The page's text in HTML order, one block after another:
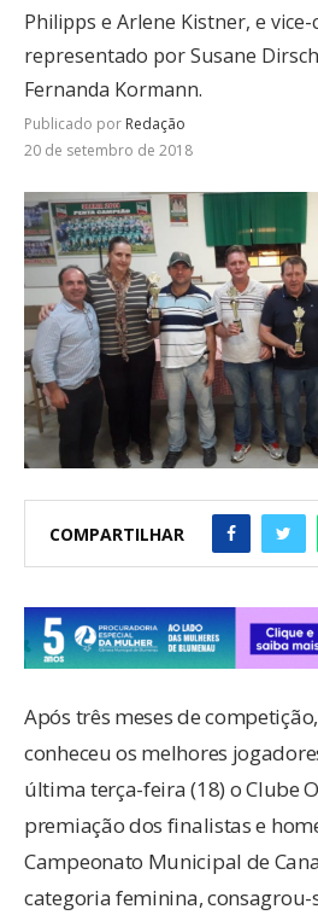
Philipps e Arlene Kistner, e
representado por Susane
Fernanda Kormann.
Publicado por Redação
20 de setembro de 2018
COMPARTILHAR
Após três meses de
conheceu os melhores
última terça-feira (18) o Clube
premiação dos finalistas e
Campeonato Municipal de
categoria feminina, consagrou-